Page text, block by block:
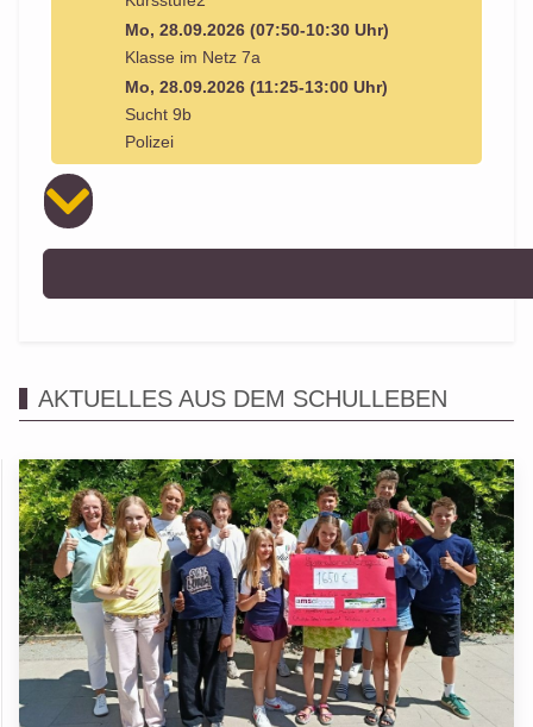
Mo, 28.09.2026 (07:50-10:30 Uhr)
Klasse im Netz 7a
Mo, 28.09.2026 (11:25-13:00 Uhr)
Sucht 9b
Polizei
AKTUELLES AUS DEM SCHULLEBEN